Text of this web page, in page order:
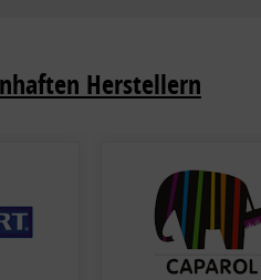
Herstellern